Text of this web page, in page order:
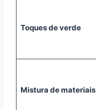
Toques de verde
Mistura de materiais